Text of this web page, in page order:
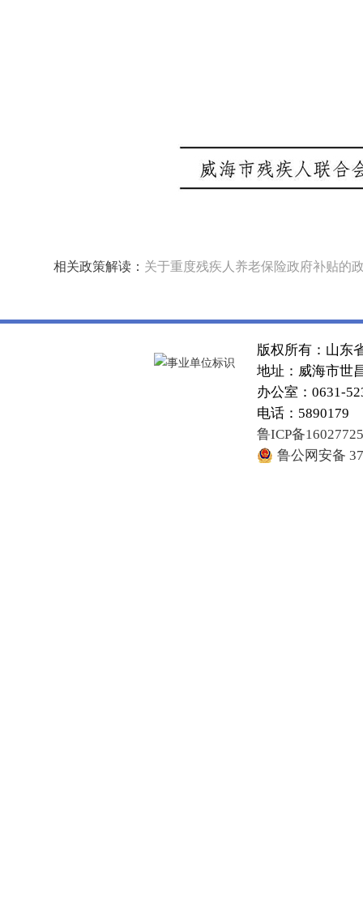
相关政策解读： 关于重度残疾人养老保险政府补贴的
版权所有：山东
地址：威海市世
办公室：0631-
电话：5890179
鲁ICP备
鲁公网安备